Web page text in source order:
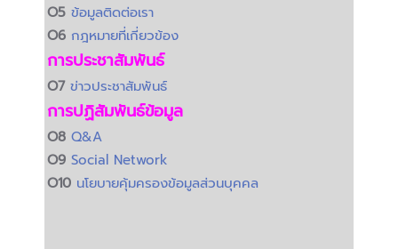
O5 ข้อมูลติดต่อเรา
O6 กฎหมายที่เกี่ยวข้อง
การประชาสัมพันธ์
O7 ข่าวประชาสัมพันธ์
การปฏิสัมพันธ์ข้อมูล
O8 Q&A
O9 Social Network
O10 นโยบายคุ้มครองข้อมูลส่วนบุคคล